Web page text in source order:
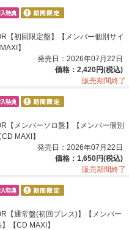
【初回限定盤】【メンバー個別サイ
】
発売日：2026年07月22日
価格：2,420円(税込)
販売期間終了
【メンバーソロ盤】【メンバー個別
MAXI】
発売日：2026年07月22日
価格：1,650円(税込)
販売期間終了
【通常盤(初回プレス)】【メンバー
【CD MAXI】